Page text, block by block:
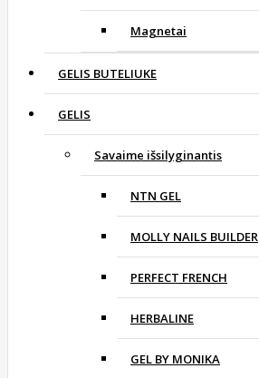
Magnetai
GELIS BUTELIUKE
GELIS
Savaime išsilyginantis
NTN GEL
MOLLY NAILS BUILDER
PERFECT FRENCH
HERBALINE
GEL BY MONIKA